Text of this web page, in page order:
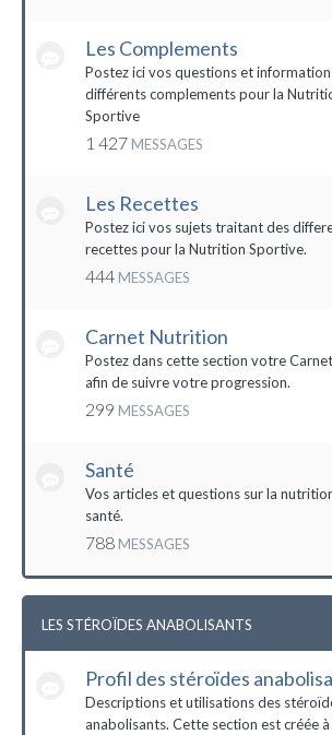
Les Complements
Postez ici vos questions et
différents complements pour la
Sportive
1 427 MESSAGES
Les Recettes
Postez ici vos sujets traitant des
recettes pour la Nutrition Sportive.
444 MESSAGES
Carnet Nutrition
Postez dans cette section votre
afin de suivre votre progression.
299 MESSAGES
Santé
Vos articles et questions sur la
santé.
788 MESSAGES
LES STÉROÏDES ANABOLISANTS
Profil des stéroïdes
Descriptions et utilisations des
anabolisants. Cette section est créée